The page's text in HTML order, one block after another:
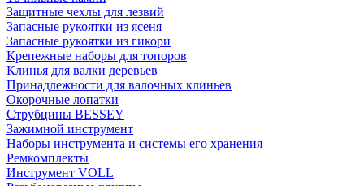
Защитные чехлы для лезвий
Запасные рукоятки из ясеня
Запасные рукоятки из гикори
Крепежные наборы для топоров
Клинья для валки деревьев
Принадлежности для валочных клиньев
Окорочные лопатки
Струбцины BESSEY
Зажимной инструмент
Наборы инструмента и системы его хранения
Ремкомплекты
Инструмент VOLL